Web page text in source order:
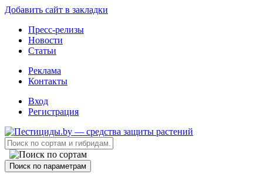
Добавить сайт в закладки
Пресс-релизы
Новости
Статьи
Реклама
Контакты
Вход
Регистрация
Поиск по параметрам